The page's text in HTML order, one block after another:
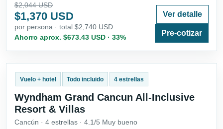
$2,044 USD
$1,370 USD
por persona · total $2,740 USD
Ahorro aprox. $673.43 USD · 33%
Ver detalle
Pre-cotizar
Vuelo + hotel Todo incluido 4 estrellas
Wyndham Grand Cancun All-Inclusive
Resort & Villas
Cancún · 4 estrellas · 4.1/5 Muy bueno